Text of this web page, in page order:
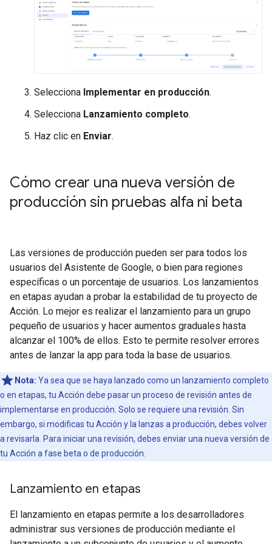
Selecciona Implementar en producción.
Selecciona Lanzamiento completo.
Haz clic en Enviar.
Cómo crear una nueva versión de
producción sin pruebas alfa ni beta
Las versiones de producción pueden ser para todos los
usuarios del Asistente de Google, o bien para regiones
específicas o un porcentaje de usuarios. Los lanzamientos
en etapas ayudan a probar la estabilidad de tu proyecto de
Acción. Lo mejor es realizar el lanzamiento para un grupo
pequeño de usuarios y hacer aumentos graduales hasta
alcanzar el 100% de ellos. Esto te permite resolver errores
antes de lanzar la app para toda la base de usuarios.
Nota: Ya sea que se haya lanzado como un lanzamiento completo
o en etapas, tu Acción debe pasar un proceso de revisión antes de
implementarse en producción. Solo se requiere una revisión. Sin
embargo, si modificas tu Acción y la lanzas a producción, debes volver
a revisarla. Para iniciar una revisión, debes enviar una nueva versión de
tu Acción a fase beta o de producción.
Lanzamiento en etapas
El lanzamiento en etapas permite a los desarrolladores
administrar sus versiones de producción mediante el